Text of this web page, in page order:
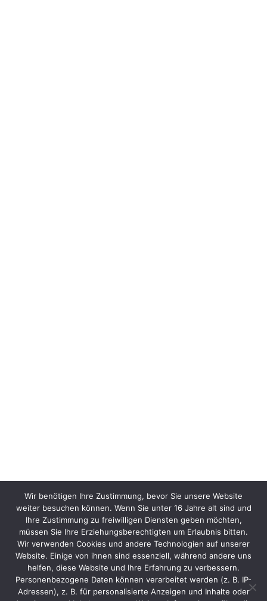
Wir benötigen Ihre Zustimmung, bevor Sie unsere Website
weiter besuchen können. Wenn Sie unter 16 Jahre alt sind und
Ihre Zustimmung zu freiwilligen Diensten geben möchten,
müssen Sie Ihre Erziehungsberechtigten um Erlaubnis bitten.
Wir verwenden Cookies und andere Technologien auf unserer
Website. Einige von ihnen sind essenziell, während andere uns
helfen, diese Website und Ihre Erfahrung zu verbessern.
Personenbezogene Daten können verarbeitet werden (z. B. IP-
Adressen), z. B. für personalisierte Anzeigen und Inhalte oder